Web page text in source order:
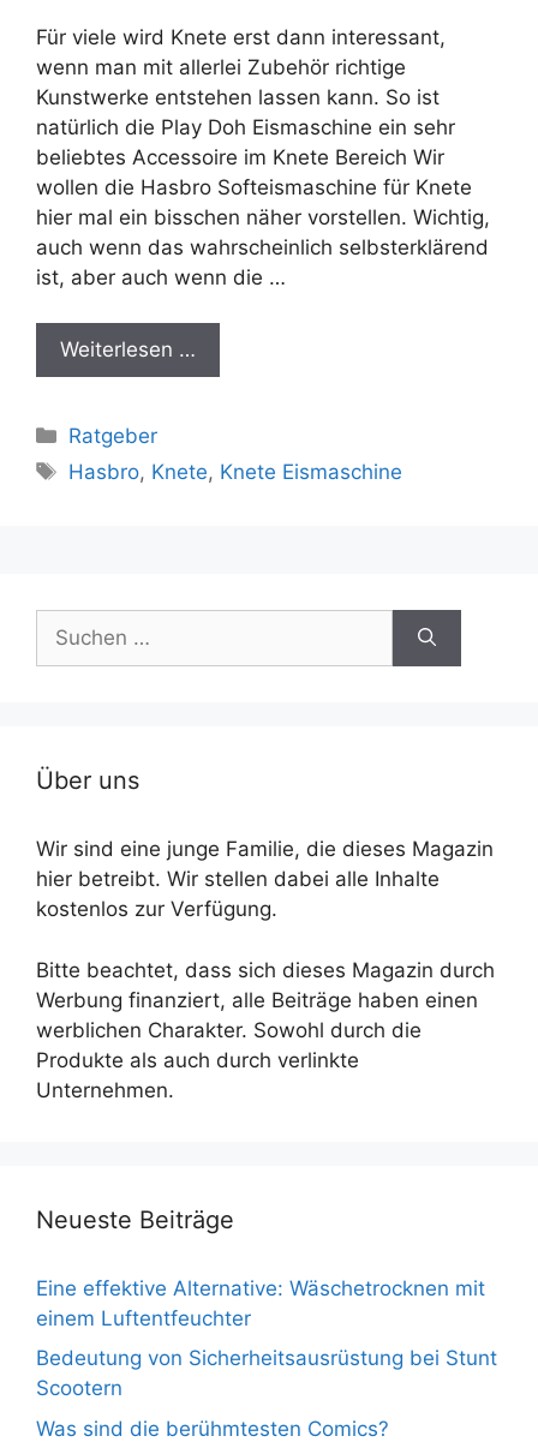
Für viele wird Knete erst dann interessant,
wenn man mit allerlei Zubehör richtige
Kunstwerke entstehen lassen kann. So ist
natürlich die Play Doh Eismaschine ein sehr
beliebtes Accessoire im Knete Bereich Wir
wollen die Hasbro Softeismaschine für Knete
hier mal ein bisschen näher vorstellen. Wichtig,
auch wenn das wahrscheinlich selbsterklärend
ist, aber auch wenn die …
Weiterlesen …
Kategorien
Ratgeber
Schlagwörter
Hasbro, Knete, Knete Eismaschine
Suche
nach:
Über uns
Wir sind eine junge Familie, die dieses Magazin
hier betreibt. Wir stellen dabei alle Inhalte
kostenlos zur Verfügung.
Bitte beachtet, dass sich dieses Magazin durch
Werbung finanziert, alle Beiträge haben einen
werblichen Charakter. Sowohl durch die
Produkte als auch durch verlinkte
Unternehmen.
Neueste Beiträge
Eine effektive Alternative: Wäschetrocknen mit
einem Luftentfeuchter
Bedeutung von Sicherheitsausrüstung bei Stunt
Scootern
Was sind die berühmtesten Comics?